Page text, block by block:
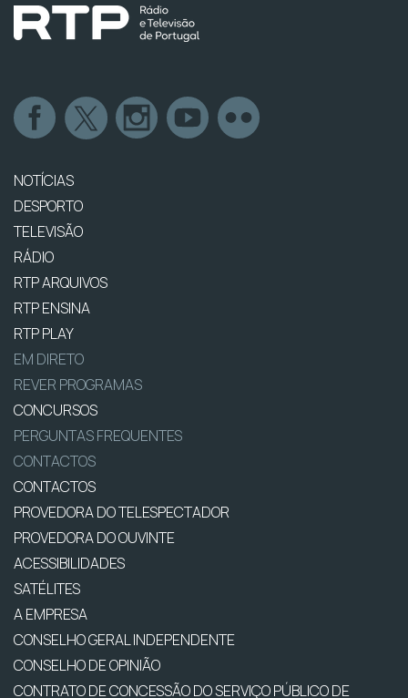
NOTÍCIAS
DESPORTO
TELEVISÃO
RÁDIO
RTP ARQUIVOS
RTP ENSINA
RTP PLAY
EM DIRETO
REVER PROGRAMAS
CONCURSOS
PERGUNTAS FREQUENTES
CONTACTOS
CONTACTOS
PROVEDORA DO TELESPECTADOR
PROVEDORA DO OUVINTE
ACESSIBILIDADES
SATÉLITES
A EMPRESA
CONSELHO GERAL INDEPENDENTE
CONSELHO DE OPINIÃO
CONTRATO DE CONCESSÃO DO SERVIÇO PÚBLICO DE